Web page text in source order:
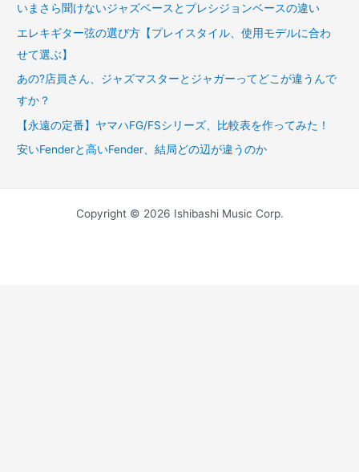
いまさら聞けないジャズベースとプレシジョンベースの違い
エレキギター弦の選び方【プレイスタイル、使用モデルに合わ
せて選ぶ】
あの?店員さん、ジャズマスターとジャガーってどこが違うんで
すか？
【永遠の定番】ヤマハFG/FSシリーズ、比較表を作ってみた！
安いFenderと高いFender、結局どの辺が違うのか
Copyright © 2026 Ishibashi Music Corp.